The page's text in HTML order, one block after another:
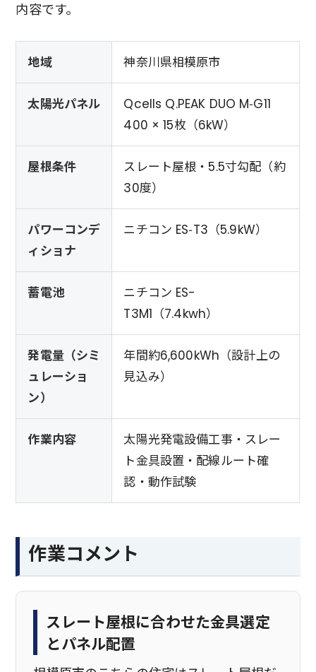
内容です。
地域 神奈川県相模原市
太陽光パネル
Qcells Q.PEAK DUO M‑G11
400 × 15枚（6kW）
屋根条件
スレート屋根・5.5寸勾配（約
30度）
パワーコンデ
ィショナ
ニチコン ES‑T3（5.9kW）
蓄電池
ニチコン ES-
T3M1（7.4kwh）
発電量（シミ
ュレーショ
ン）
年間約6,600kWh（設計上の
見込み）
作業内容
太陽光発電設備工事・スレー
ト金具設置・配線ルート確
認・動作試験
作業コメント
スレート屋根に合わせた金具選定
とパネル配置